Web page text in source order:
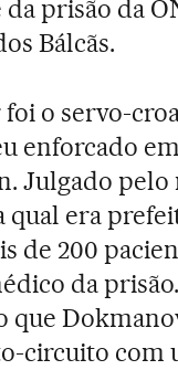
da prisão da
Bálcãs.
o servo-
enforcado
Julgado
qual era
de 200
da
que
circuito com